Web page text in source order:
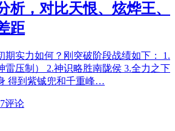
析，对比天恨、炫烨王、
距
期实力如何？刚突破阶段战绩如下： 1.
雷压制） 2.神识略胜南陇侯 3.全力之下
得到紫铖兜和千重峰…
7评论